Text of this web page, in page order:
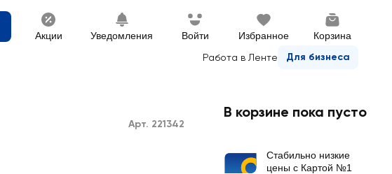
Акции Уведомления Войти Избранное Корзина
Работа в Ленте Для бизнеса
Арт. 221342
В корзине пока пусто
Стабильно низкие
цены с Картой №1